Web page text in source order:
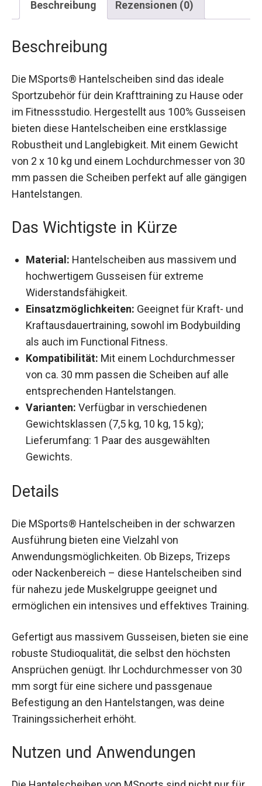
Beschreibung Rezensionen (0)
Beschreibung
Die MSports® Hantelscheiben sind das ideale
Sportzubehör für dein Krafttraining zu Hause
oder im Fitnessstudio. Hergestellt aus 100%
Gusseisen bieten diese Hantelscheiben eine
erstklassige Robustheit und Langlebigkeit. Mit
einem Gewicht von 2 x 10 kg und einem
Lochdurchmesser von 30 mm passen die
Scheiben perfekt auf alle gängigen
Hantelstangen.
Das Wichtigste in Kürze
Material:Hantelscheiben aus massivem und
hochwertigem Gusseisen für extreme
Widerstandsfähigkeit.
Einsatzmöglichkeiten:Geeignet für Kraft-
und Kraftausdauertraining, sowohl im
Bodybuilding als auch im Functional Fitness.
Kompatibilität:Mit einem Lochdurchmesser
von ca. 30 mm passen die Scheiben auf alle
entsprechenden Hantelstangen.
Varianten:Verfügbar in verschiedenen
Gewichtsklassen (7,5 kg, 10 kg, 15 kg);
Lieferumfang: 1 Paar des ausgewählten
Details
Die MSports® Hantelscheiben in der schwarzen
Ausführung bieten eine Vielzahl von
Anwendungsmöglichkeiten. Ob Bizeps, Trizeps
oder Nackenbereich – diese Hantelscheiben sind
für nahezu jede Muskelgruppe geeignet und
ermöglichen ein intensives und effektives
Training.
Gefertigt aus massivem Gusseisen, bieten sie
eine robuste Studioqualität, die selbst den
höchsten Ansprüchen genügt. Ihr
Lochdurchmesser von 30 mm sorgt für eine
sichere und passgenaue Befestigung an den
Hantelstangen, was deine Trainingssicherheit